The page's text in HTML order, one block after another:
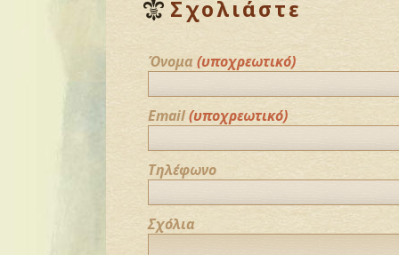
Σχολιάστε
Όνομα (υποχρεωτικό)
Email(υποχρεωτικό)
Τηλέφωνο
Σχόλια